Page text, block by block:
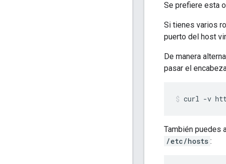
Se prefiere esta
Si tienes varios
puerto del host
De manera
pasar el
curl -v
También puedes
/etc/hosts :